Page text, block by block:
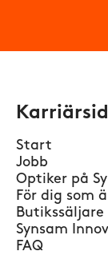
Start
Jobb
Optiker på
För dig som
Butikssäljare
Synsam
FAQ